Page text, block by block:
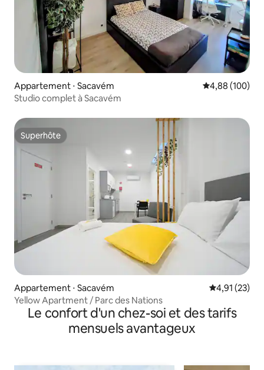
Appartement ⋅ Sacavém Évaluation
4,88 (100)
Studio complet à Sacavém
Superhôte
Superhôte
Appartement ⋅ Sacavém Évaluation
4,91 (23)
Yellow Apartment / Parc des Nations
Le confort d'un chez-soi et des tarifs
mensuels avantageux